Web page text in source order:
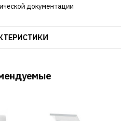
документации